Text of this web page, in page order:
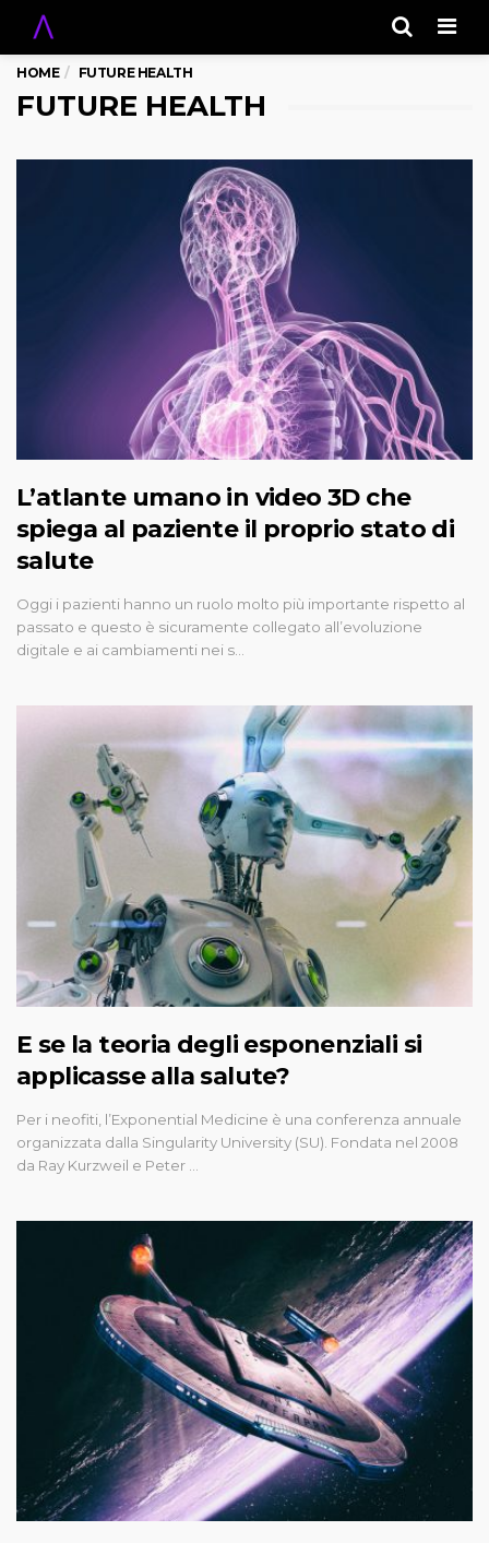
HOME FUTURE HEALTH
FUTURE HEALTH
L’atlante umano in video 3D che
spiega al paziente il proprio stato di
salute
Oggi i pazienti hanno un ruolo molto più importante rispetto al
passato e questo è sicuramente collegato all’evoluzione
digitale e ai cambiamenti nei s…
E se la teoria degli esponenziali si
applicasse alla salute?
Per i neofiti, l’Exponential Medicine è una conferenza annuale
organizzata dalla Singularity University (SU). Fondata nel 2008
da Ray Kurzweil e Peter …